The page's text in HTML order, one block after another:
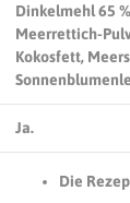
Dinkelmehl 65
Meerrettich-
Kokosfett,
Ja.
Die